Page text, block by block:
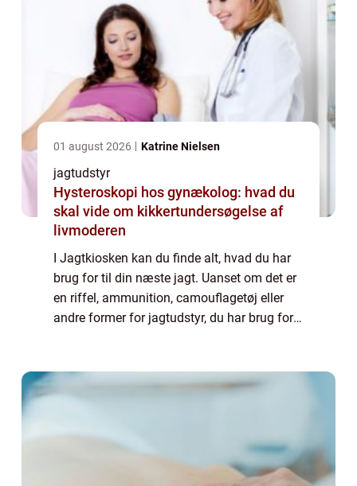
01 august 2026 Katrine Nielsen
jagtudstyr
Hysteroskopi hos gynækolog: hvad du
skal vide om kikkertundersøgelse af
livmoderen
I Jagtkiosken kan du finde alt, hvad du har
brug for til din næste jagt. Uanset om det er
en riffel, ammunition, camouflagetøj eller
andre former for jagtudstyr, du har brug for